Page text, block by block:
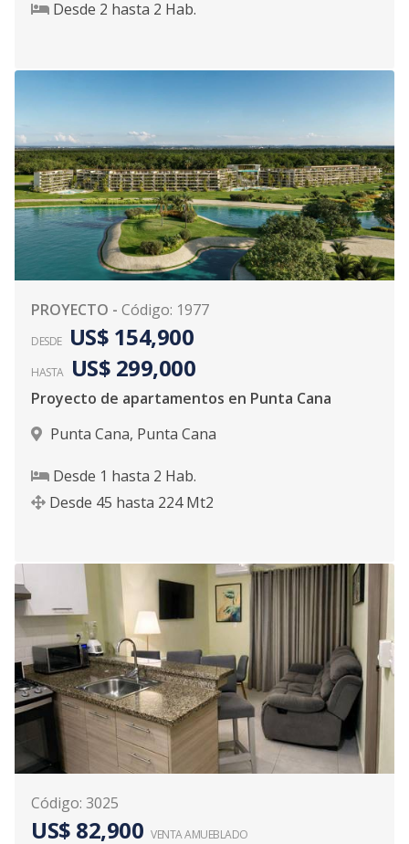
Desde 2 hasta 2 Hab.
PROYECTO - Código: 1977
DESDE US$ 154,900
HASTA US$ 299,000
Proyecto de apartamentos en Punta Cana
Punta Cana, Punta Cana
Desde 1 hasta 2 Hab.
Desde 45 hasta 224 Mt2
Código: 3025
US$ 82,900 VENTA AMUEBLADO